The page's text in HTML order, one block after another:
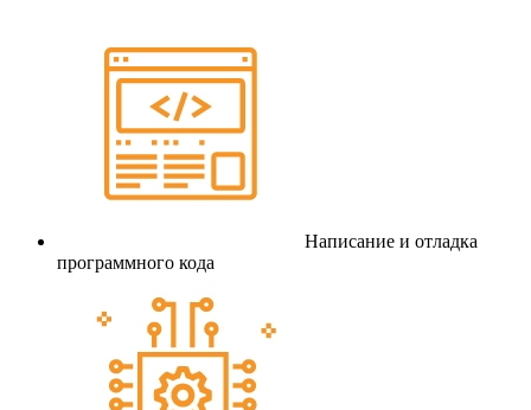
Написание и отладка
программного кода